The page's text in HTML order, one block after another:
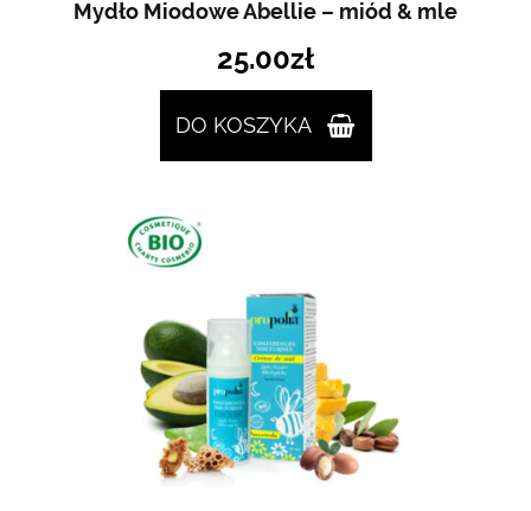
Mydło Miodowe Abellie – miód & mle
25.00zł
DO KOSZYKA